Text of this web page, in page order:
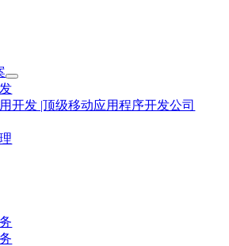
开发 |顶级移动应用程序开发公司